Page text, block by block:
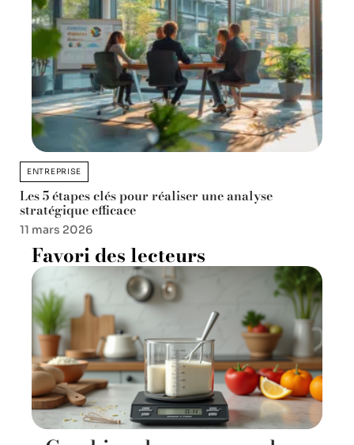
ENTREPRISE
Les 5 étapes clés pour réaliser une analyse
stratégique efficace
11 mars 2026
Favori des lecteurs